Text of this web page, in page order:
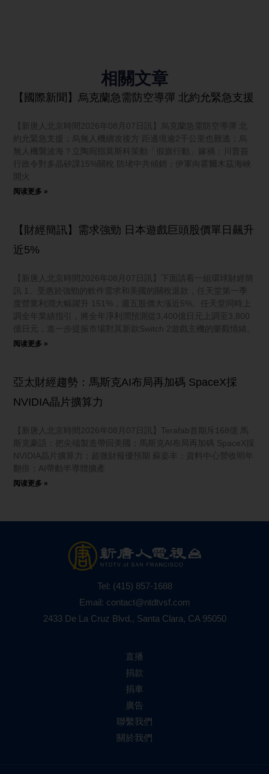
相關文章
【國際新聞】烏克蘭急需防空導彈 北約允緊急支援
【新唐人北京時間2026年08月07日訊】烏克蘭急需防空導彈 北
約允緊急支援；烏無人機續攻後方 距邊境逾2千公里也難逃；烏
無人機襲波海？立陶宛指莫斯科策動「假旗行動」嫁禍；川普簽
行政令對多晶矽課15%關稅 防堵中共傾銷；伊軍向霍爾木茲海峽
開火
阅读更多 »
【財經簡訊】需求強勁 日本遊戲巨頭股價單日飆升
近5%
【新唐人北京時間2026年08月07日訊】下面請看一組環球財經簡
訊 1、受惠於強勁的軟件需求和美國的關稅退款，任天堂第一季
度營業利潤大幅躍升 151%，週五股價大漲近5%。任天堂同時上
調全年業績指引，將全年淨利潤預測從3,400億日元上調至3,800
億日元，進一步提振市場對其新款Switch 2遊戲主機的樂觀情緒。
阅读更多 »
亞太財經趨勢：馬斯克AI布局再加碼 SpaceX採
NVIDIA晶片擴算力
【新唐人北京時間2026年08月07日訊】Terafab首期斥168億 馬
斯克豪語：把尖端製造帶回美國；馬斯克AI布局再加碼 SpaceX採
NVIDIA晶片擴算力；超微財報優預期 蘇姿丰：資料中心營收明年
翻倍；AI帶動半導體擴產
阅读更多 »
Tel: (415) 857-1688
Email: contact@ntdtvsf.com
2433 De La Cruz Blvd., Santa Clara, CA 95050
直播
捐款
捐車
廣告
聯繫我們
關於我們